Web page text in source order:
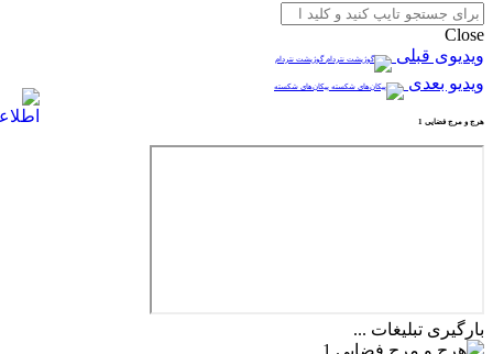
Close
ویدیوی قبلی
گوژپشت نتردام
ویدیو بعدی پیکان‌های شکسته
هرج و مرج فضایی 1
بارگیری تبلیغات ...